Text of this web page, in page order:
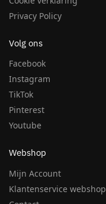
Privacy Policy
Volg ons
Facebook
Instagram
TikTok
Pinterest
Youtube
Webshop
Mijn Account
Klantenservice webshop